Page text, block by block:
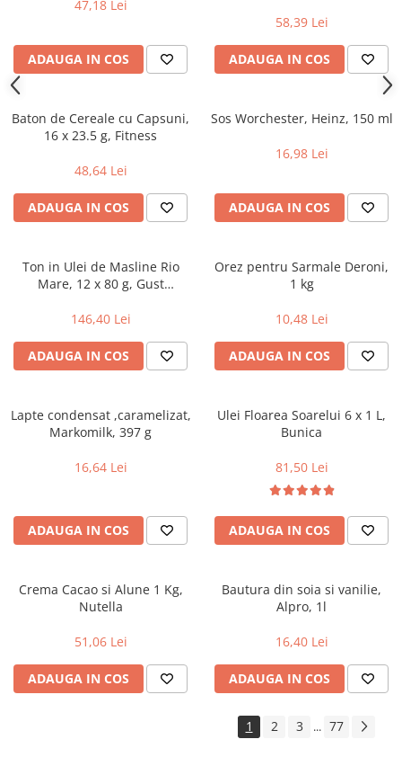
47,18 Lei
ADAUGA IN COS
58,39 Lei
ADAUGA IN COS
Baton de Cereale cu Capsuni,
16 x 23.5 g, Fitness
48,64 Lei
ADAUGA IN COS
Sos Worchester, Heinz, 150 ml
16,98 Lei
ADAUGA IN COS
Ton in Ulei de Masline Rio
Mare, 12 x 80 g, Gust
Superioara
146,40 Lei
ADAUGA IN COS
Orez pentru Sarmale Deroni,
1 kg
10,48 Lei
ADAUGA IN COS
Lapte condensat ,caramelizat,
Markomilk, 397 g
16,64 Lei
ADAUGA IN COS
Ulei Floarea Soarelui 6 x 1 L,
Bunica
81,50 Lei
ADAUGA IN COS
Crema Cacao si Alune 1 Kg,
Nutella
51,06 Lei
ADAUGA IN COS
Bautura din soia si vanilie,
Alpro, 1l
16,40 Lei
ADAUGA IN COS
1 2 3 ... 77